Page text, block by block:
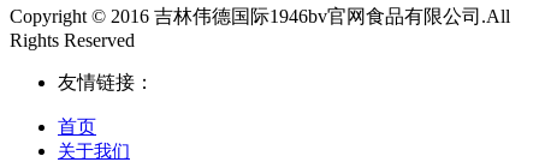
Copyright © 2016 吉林伟德国际1946bv官网食品有限公司.All
Rights Reserved
友情链接：
首页
关于我们